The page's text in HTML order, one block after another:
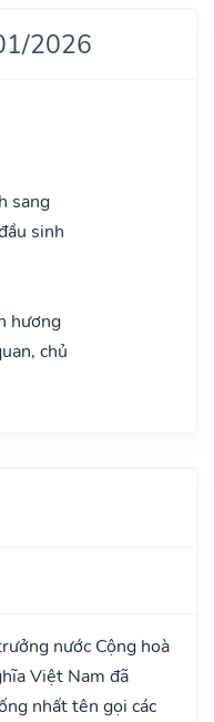
2026
sang
sinh
hương
chủ
nước Cộng hoà
Việt Nam đã
nhất tên gọi các